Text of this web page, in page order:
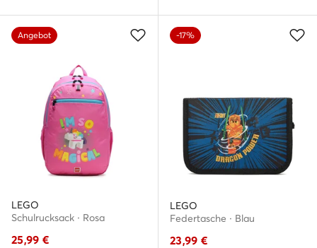
Angebot
LEGO
Schulrucksack · Rosa
25,99 €
-17%
LEGO
Federtasche · Blau
23,99 €